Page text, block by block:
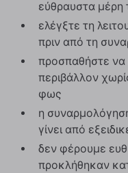
εύθραυστα
ελέγξτε τη
πριν από τη
προσπαθήστε να
περιβάλλον
φως
η
γίνει από
δεν φέρουμε
προκλήθηκαν